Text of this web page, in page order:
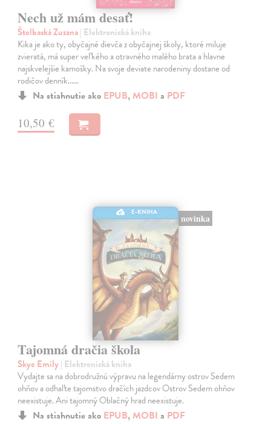
Nech už mám desať!
Štelbaská Zuzana| Elektronická kniha
Kika je ako ty, obyčajné dievča z obyčajnej školy, ktoré miluje
zvieratá, má super veľkého a otravného malého brata a hlavne
najskvelejšie kamošky. Na svoje deviate narodeniny dostane od
rodičov denník...…
Na stiahnutie ako EPUB, MOBI a PDF
10,50 €
E-KNIHA
novinka
Tajomná dračia škola
Skye Emily| Elektronická kniha
Vydajte sa na dobrodružnú výpravu na legendárny ostrov Sedem
ohňov a odhaľte tajomstvo dračích jazdcov Ostrov Sedem ohňov
neexistuje. Ani tajomný Oblačný hrad neexistuje.
Na stiahnutie ako EPUB, MOBI a PDF